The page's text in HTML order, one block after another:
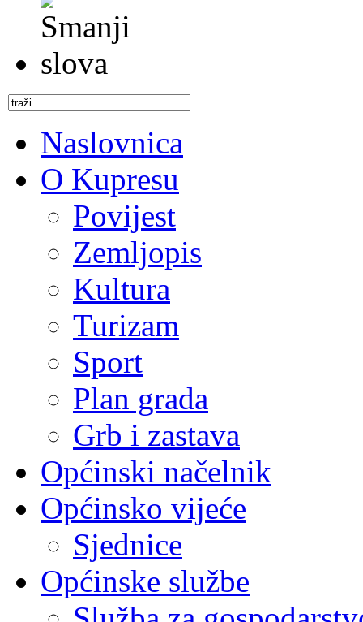
Naslovnica
O Kupresu
Povijest
Zemljopis
Kultura
Turizam
Sport
Plan grada
Grb i zastava
Općinski načelnik
Općinsko vijeće
Sjednice
Općinske službe